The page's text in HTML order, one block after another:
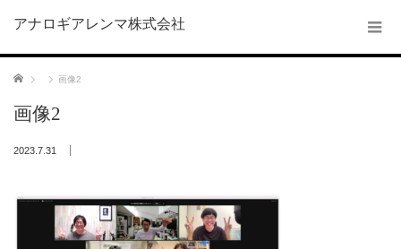
アナロギアレンマ株式会社
ホーム 画像2
画像2
2023.7.31